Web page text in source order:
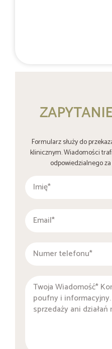
Formularz służy do
klinicznym. Wiadomości
odpowiedzialnego